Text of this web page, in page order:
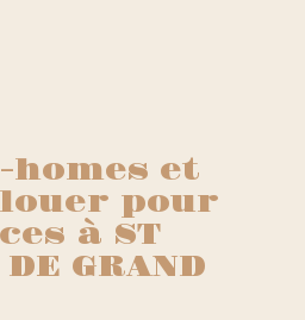
homes et
pour
à ST
GRAND